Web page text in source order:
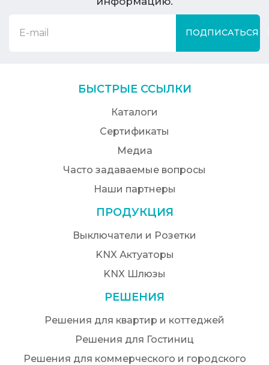
ПОДПИСАТЬСЯ
БЫСТРЫЕ ССЫЛКИ
Каталоги
Сертификаты
Медиа
Часто задаваемые вопросы
Наши партнеры
ПРОДУКЦИЯ
Выключатели и Розетки
KNX Актуаторы
KNX Шлюзы
РЕШЕНИЯ
Решения для квартир и коттеджей
Решения для Гостиниц
Решения для коммерческого и городского